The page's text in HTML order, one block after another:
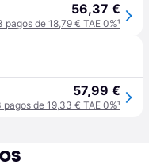
56,37 €
pagos de 18,79 € TAE 0%¹
57,99 €
pagos de 19,33 € TAE 0%¹